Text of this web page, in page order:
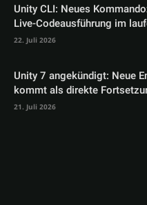
Unity CLI: Neues
Live-Codeausführung im
22. Juli 2026
Unity 7 angekündigt: Neue
kommt als direkte
21. Juli 2026